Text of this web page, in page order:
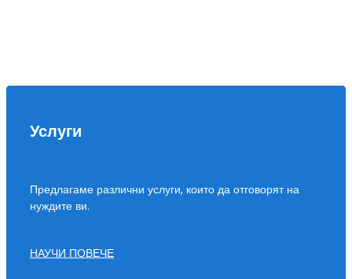
Услуги
Предлагаме различни услуги, които да отговорят на
нуждите ви.
НАУЧИ ПОВЕЧЕ